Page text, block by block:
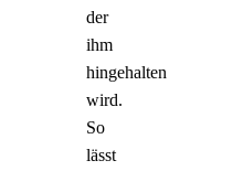
der
ihm
hingehalten
wird.
So
lässt